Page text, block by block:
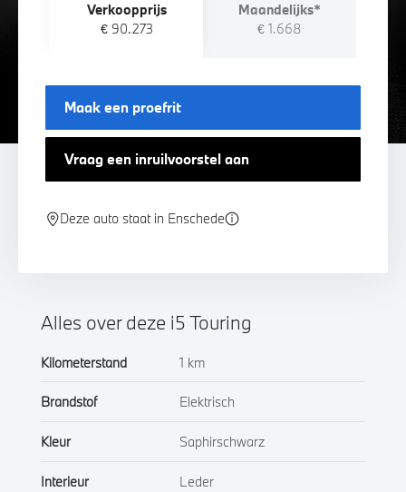
Verkoopprijs
€ 90.273
Maandelijks*
€ 1.668
Maak een proefrit
Vraag een inruilvoorstel aan
Deze auto staat in Enschede
Alles over deze i5 Touring
Kilometerstand 1 km
Brandstof Elektrisch
Kleur Saphirschwarz
Interieur Leder